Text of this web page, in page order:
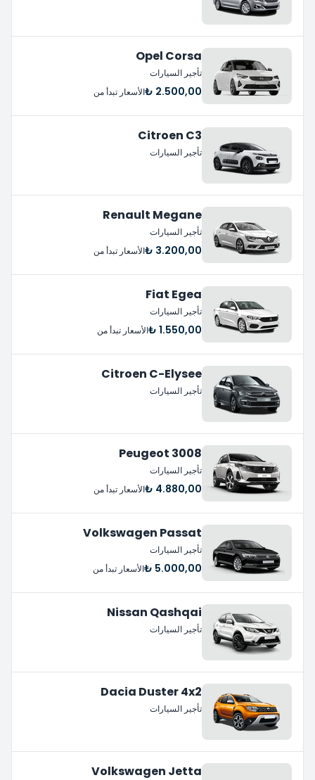
Opel Corsa
تأجير السيارات
2.500,00 ₺ الأسعار تبدأ من
Citroen C3
تأجير السيارات
Renault Megane
تأجير السيارات
3.200,00 ₺ الأسعار تبدأ من
Fiat Egea
تأجير السيارات
1.550,00 ₺ الأسعار تبدأ من
Citroen C-Elysee
تأجير السيارات
Peugeot 3008
تأجير السيارات
4.880,00 ₺ الأسعار تبدأ من
Volkswagen Passat
تأجير السيارات
5.000,00 ₺ الأسعار تبدأ من
Nissan Qashqai
تأجير السيارات
Dacia Duster 4x2
تأجير السيارات
Volkswagen Jetta